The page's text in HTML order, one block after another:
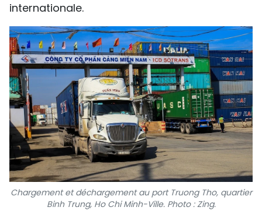
internationale.
Chargement et déchargement au port Truong Tho, quartier
Binh Trung, Ho Chi Minh-Ville. Photo : Zing.